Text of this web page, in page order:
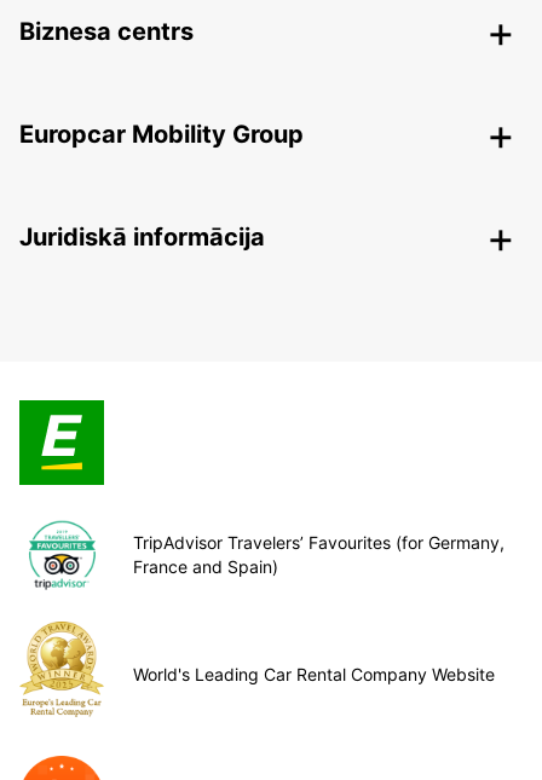
Biznesa centrs
Europcar Mobility Group
Juridiskā informācija
TripAdvisor Travelers’ Favourites (for Germany,
France and Spain)
World's Leading Car Rental Company Website